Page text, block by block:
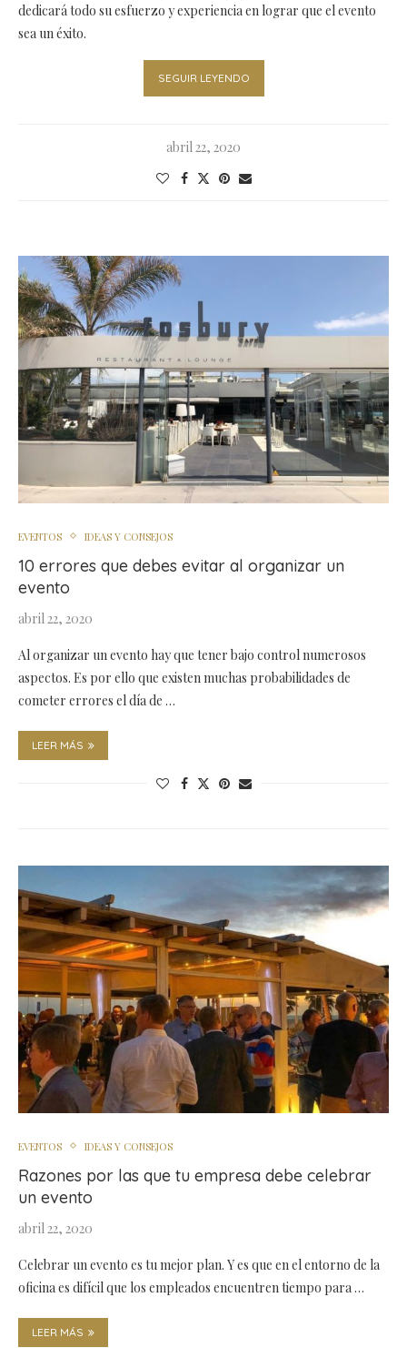
dedicará todo su esfuerzo y experiencia en lograr que el evento
sea un éxito.
SEGUIR LEYENDO
abril 22, 2020
EVENTOS IDEAS Y CONSEJOS
10 errores que debes evitar al organizar un
evento
abril 22, 2020
Al organizar un evento hay que tener bajo control numerosos
aspectos. Es por ello que existen muchas probabilidades de
cometer errores el día de …
LEER MÁS
EVENTOS IDEAS Y CONSEJOS
Razones por las que tu empresa debe celebrar
un evento
abril 22, 2020
Celebrar un evento es tu mejor plan. Y es que en el entorno de la
oficina es difícil que los empleados encuentren tiempo para …
LEER MÁS